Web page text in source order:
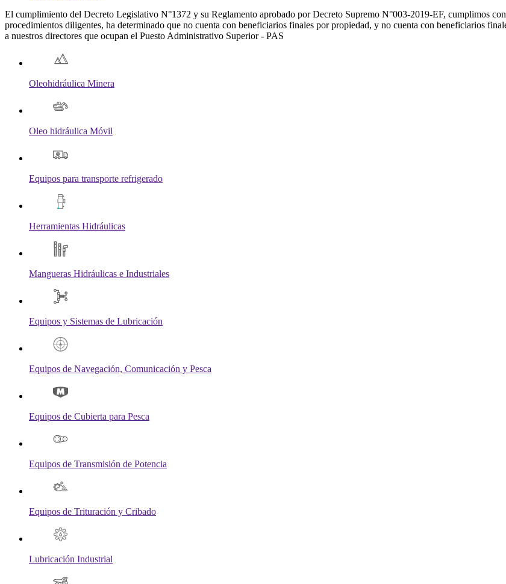
El cumplimiento del Decreto Legislativo N°1372 y su Reglamento aprobado por Decreto Supremo N°003-2019-EF, cumplimos
procedimientos diligentes, ha determinado que no cuenta con beneficiarios finales por propiedad, y no cuenta con beneficiarios
a nuestros directores que ocupan el Puesto Administrativo Superior - PAS
Oleohidráulica Minera
Oleo hidráulica Móvil
Equipos para transporte refrigerado
Herramientas Hidráulicas
Mangueras Hidráulicas e Industriales
Equipos y Sistemas de Lubricación
Equipos de Navegación, Comunicación y Pesca
Equipos de Cubierta para Pesca
Equipos de Transmisión de Potencia
Equipos de Trituración y Cribado
Lubricación Industrial